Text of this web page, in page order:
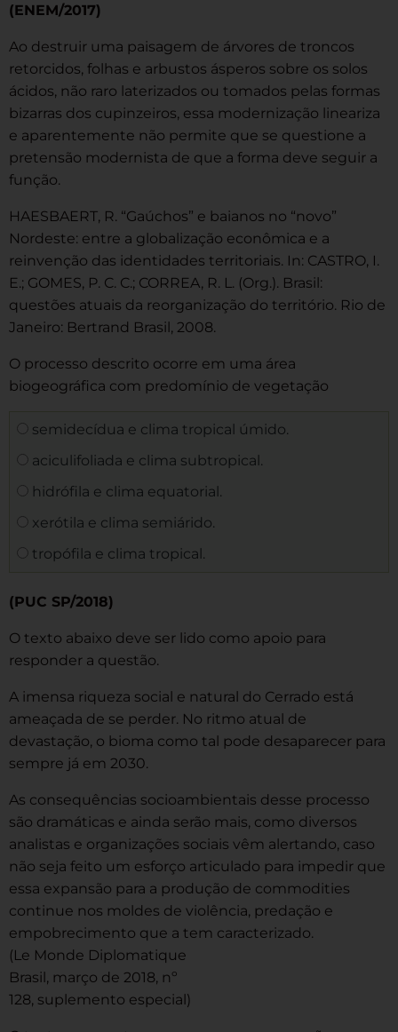
(ENEM/2017)
Ao destruir uma paisagem de árvores de troncos
retorcidos, folhas e arbustos ásperos sobre os solos
ácidos, não raro laterizados ou tomados pelas formas
bizarras dos cupinzeiros, essa modernização lineariza
e aparentemente não permite que se questione a
pretensão modernista de que a forma deve seguir a
função.
HAESBAERT, R. “Gaúchos” e baianos no “novo”
Nordeste: entre a globalização econômica e a
reinvenção das identidades territoriais. In: CASTRO, I.
E.; GOMES, P. C. C.; CORREA, R. L. (Org.). Brasil:
questões atuais da reorganização do território. Rio de
Janeiro: Bertrand Brasil, 2008.
O processo descrito ocorre em uma área
biogeográfica com predomínio de vegetação
semidecídua e clima tropical úmido.
aciculifoliada e clima subtropical.
hidrófila e clima equatorial.
xerótila e clima semiárido.
tropófila e clima tropical.
(PUC SP/2018)
O texto abaixo deve ser lido como apoio para
responder a questão.
A imensa riqueza social e natural do Cerrado está
ameaçada de se perder. No ritmo atual de
devastação, o bioma como tal pode desaparecer para
sempre já em 2030.
As consequências socioambientais desse processo
são dramáticas e ainda serão mais, como diversos
analistas e organizações sociais vêm alertando, caso
não seja feito um esforço articulado para impedir que
essa expansão para a produção de commodities
continue nos moldes de violência, predação e
empobrecimento que a tem caracterizado.
(Le Monde Diplomatique
Brasil, março de 2018, nº
128, suplemento especial)